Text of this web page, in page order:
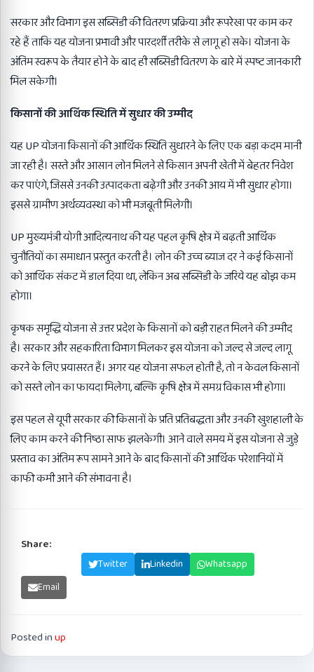
सरकार और विभाग इस सब्सिडी की वितरण प्रक्रिया और रूपरेखा पर काम कर
रहे हैं ताकि यह योजना प्रभावी और पारदर्शी तरीके से लागू हो सके। योजना के
अंतिम स्वरूप के तैयार होने के बाद ही सब्सिडी वितरण के बारे में स्पष्ट जानकारी
मिल सकेगी।
किसानों की आर्थिक स्थिति में सुधार की उम्मीद
यह UP योजना किसानों की आर्थिक स्थिति सुधारने के लिए एक बड़ा कदम मानी
जा रही है। सस्ते और आसान लोन मिलने से किसान अपनी खेती में बेहतर निवेश
कर पाएंगे, जिससे उनकी उत्पादकता बढ़ेगी और उनकी आय में भी सुधार होगा।
इससे ग्रामीण अर्थव्यवस्था को भी मजबूती मिलेगी।
UP मुख्यमंत्री योगी आदित्यनाथ की यह पहल कृषि क्षेत्र में बढ़ती आर्थिक
चुनौतियों का समाधान प्रस्तुत करती है। लोन की उच्च ब्याज दर ने कई किसानों
को आर्थिक संकट में डाल दिया था, लेकिन अब सब्सिडी के जरिये यह बोझ कम
होगा।
कृषक समृद्धि योजना से उत्तर प्रदेश के किसानों को बड़ी राहत मिलने की उम्मीद
है। सरकार और सहकारिता विभाग मिलकर इस योजना को जल्द से जल्द लागू
करने के लिए प्रयासरत हैं। अगर यह योजना सफल होती है, तो न केवल किसानों
को सस्ते लोन का फायदा मिलेगा, बल्कि कृषि क्षेत्र में समग्र विकास भी होगा।
इस पहल से यूपी सरकार की किसानों के प्रति प्रतिबद्धता और उनकी खुशहाली के
लिए काम करने की निष्ठा साफ झलकेगी। आने वाले समय में इस योजना से जुड़े
प्रस्ताव का अंतिम रूप सामने आने के बाद किसानों की आर्थिक परेशानियों में
काफी कमी आने की संभावना है।
Share:
Twitter Linkedin
Whatsapp
Email
Posted inup